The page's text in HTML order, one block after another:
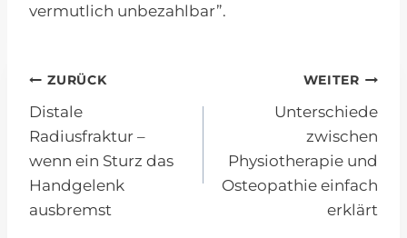
vermutlich unbezahlbar”.
Beitragsnavigation
ZURÜCK
Distale
Radiusfraktur –
wenn ein Sturz das
Handgelenk
ausbremst
WEITER
Unterschiede
zwischen
Physiotherapie und
Osteopathie einfach
erklärt